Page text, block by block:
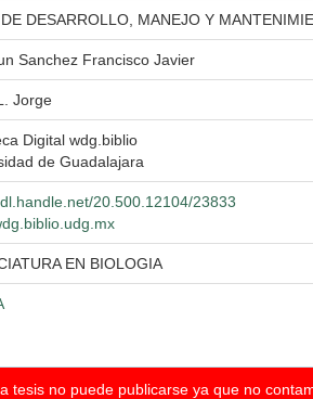
DESARROLLO, MANEJO Y
Sanchez Francisco Javier
Jorge
Digital wdg.biblio
de Guadalajara
20.500.12104/23833
EN BIOLOGIA
tesis no puede publicarse ya que no